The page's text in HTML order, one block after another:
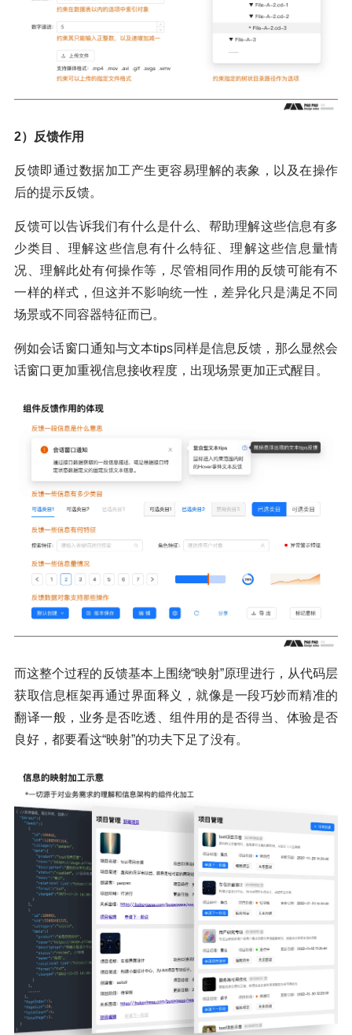
2）反馈作用
反馈即通过数据加工产生更容易理解的表象，以及在操作
后的提示反馈。
反馈可以告诉我们有什么是什么、帮助理解这些信息有多
少类目、理解这些信息有什么特征、理解这些信息量情
况、理解此处有何操作等，尽管相同作用的反馈可能有不
一样的样式，但这并不影响统一性，差异化只是满足不同
场景或不同容器特征而已。
例如会话窗口通知与文本tips同样是信息反馈，那么显然会
话窗口更加重视信息接收程度，出现场景更加正式醒目。
而这整个过程的反馈基本上围绕“映射”原理进行，从代码层
获取信息框架再通过界面释义，就像是一段巧妙而精准的
翻译一般，业务是否吃透、组件用的是否得当、体验是否
良好，都要看这“映射”的功夫下足了没有。